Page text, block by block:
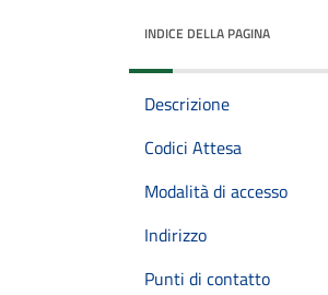
INDICE DELLA PAGINA
Descrizione
Codici Attesa
Modalità di accesso
Indirizzo
Punti di contatto